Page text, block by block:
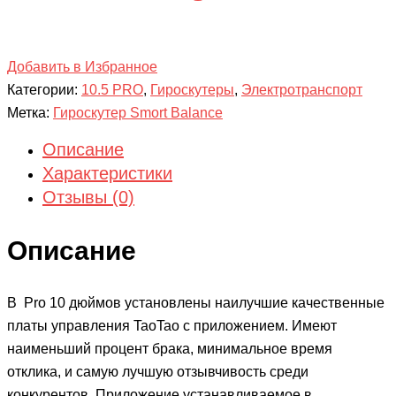
Добавить в Избранное
Категории: 10.5 PRO, Гироскутеры, Электротранспорт
Метка: Гироскутер Smort Balance
Описание
Характеристики
Отзывы (0)
Описание
В Pro 10 дюймов установлены наилучшие качественные
платы управления TaoTao с приложением. Имеют
наименьший процент брака, минимальное время
отклика, и самую лучшую отзывчивость среди